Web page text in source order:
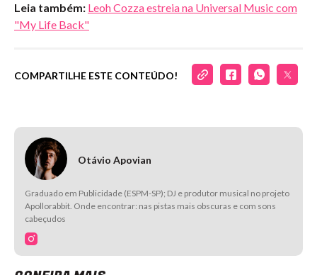
Leia também: Leoh Cozza estreia na Universal Music com
"My Life Back"
COMPARTILHE ESTE CONTEÚDO!
Otávio Apovian
Graduado em Publicidade (ESPM-SP); DJ e produtor musical no projeto
Apollorabbit. Onde encontrar: nas pistas mais obscuras e com sons
cabeçudos